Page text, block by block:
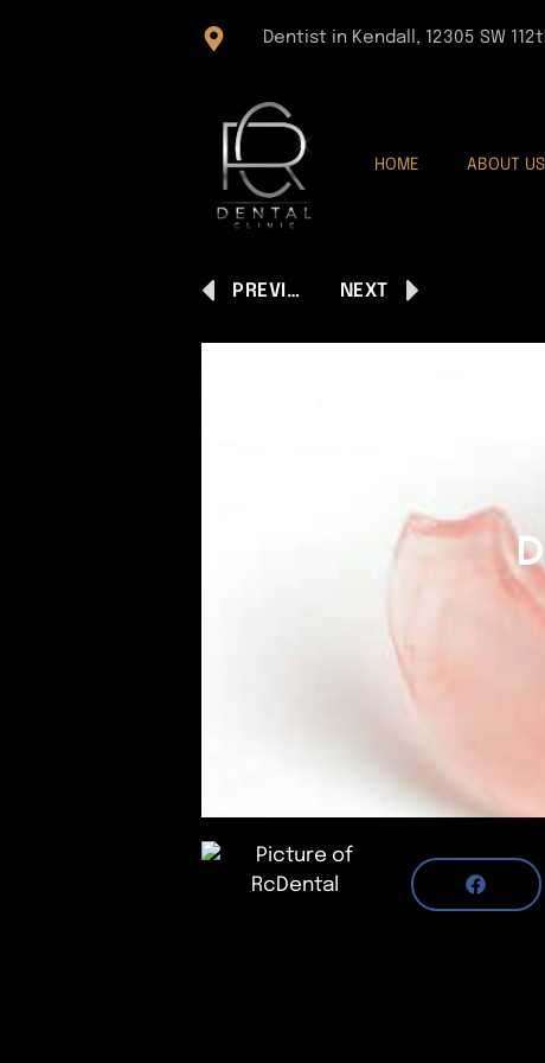
Dentist in Kendall, 12305 SW
HOME ABOUT US
PREVIOUS NEXT